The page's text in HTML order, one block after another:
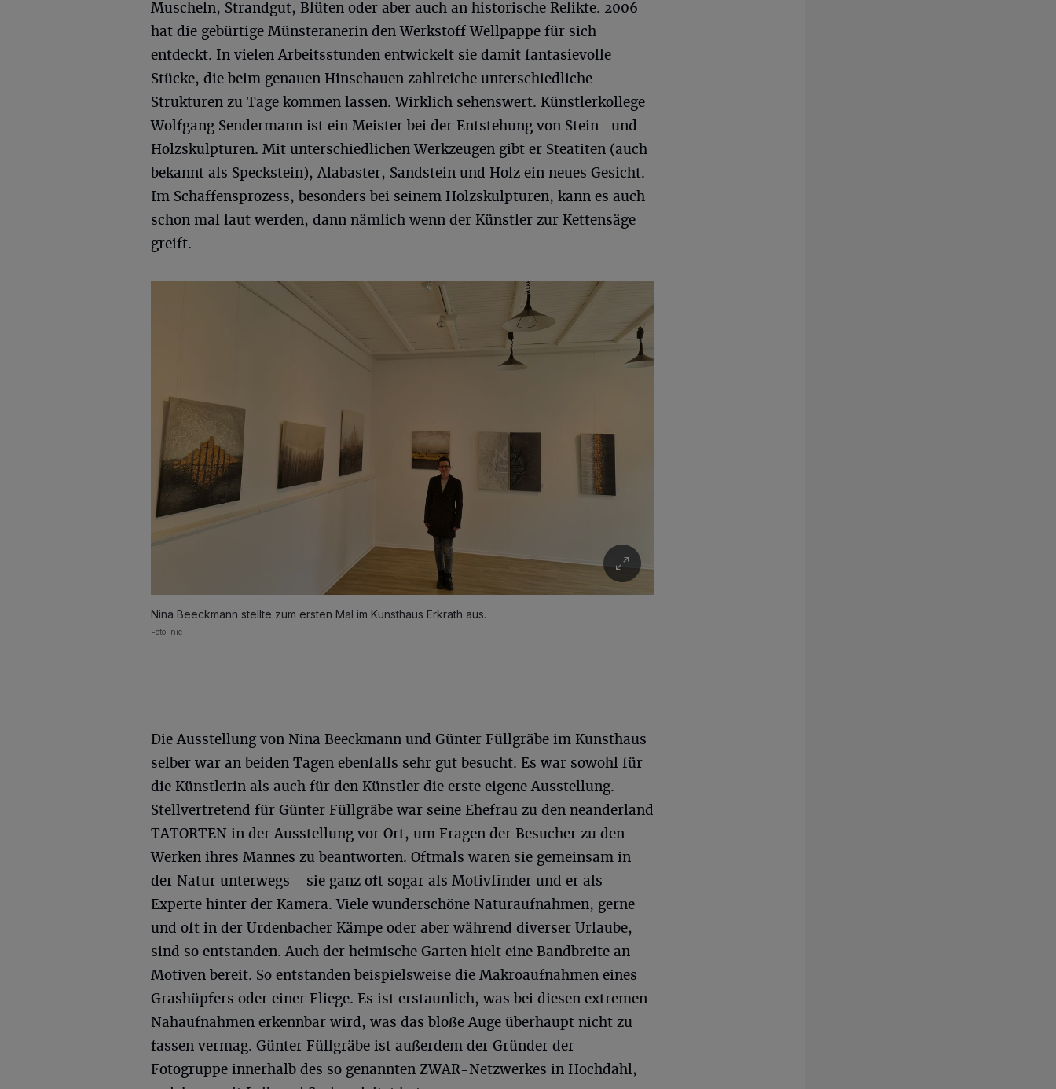
Muscheln, Strandgut, Blüten oder aber auch an historische Relikte. 2006
hat die gebürtige Münsteranerin den Werkstoff Wellpappe für sich
entdeckt. In vielen Arbeitsstunden entwickelt sie damit fantasievolle
Stücke, die beim genauen Hinschauen zahlreiche unterschiedliche
Strukturen zu Tage kommen lassen. Wirklich sehenswert. Künstlerkollege
Wolfgang Sendermann ist ein Meister bei der Entstehung von Stein- und
Holzskulpturen. Mit unterschiedlichen Werkzeugen gibt er Steatiten (auch
bekannt als Speckstein), Alabaster, Sandstein und Holz ein neues Gesicht.
Im Schaffensprozess, besonders bei seinem Holzskulpturen, kann es auch
schon mal laut werden, dann nämlich wenn der Künstler zur Kettensäge
greift.
Nina Beeckmann stellte zum ersten Mal im Kunsthaus Erkrath aus.
Foto: nic
Die Ausstellung von Nina Beeckmann und Günter Füllgräbe im Kunsthaus
selber war an beiden Tagen ebenfalls sehr gut besucht. Es war sowohl für
die Künstlerin als auch für den Künstler die erste eigene Ausstellung.
Stellvertretend für Günter Füllgräbe war seine Ehefrau zu den neanderland
TATORTEN in der Ausstellung vor Ort, um Fragen der Besucher zu den
Werken ihres Mannes zu beantworten. Oftmals waren sie gemeinsam in
der Natur unterwegs - sie ganz oft sogar als Motivfinder und er als
Experte hinter der Kamera. Viele wunderschöne Naturaufnahmen, gerne
und oft in der Urdenbacher Kämpe oder aber während diverser Urlaube,
sind so entstanden. Auch der heimische Garten hielt eine Bandbreite an
Motiven bereit. So entstanden beispielsweise die Makroaufnahmen eines
Grashüpfers oder einer Fliege. Es ist erstaunlich, was bei diesen extremen
Nahaufnahmen erkennbar wird, was das bloße Auge überhaupt nicht zu
fassen vermag. Günter Füllgräbe ist außerdem der Gründer der
Fotogruppe innerhalb des so genannten ZWAR-Netzwerkes in Hochdahl,